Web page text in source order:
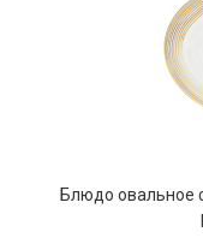
Блюдо овальное